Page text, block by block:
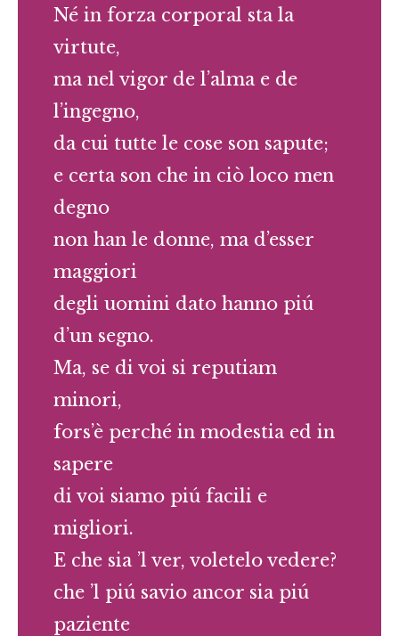
Né in forza corporal sta la
virtute,
ma nel vigor de l’alma e de
l’ingegno,
da cui tutte le cose son sapute;
e certa son che in ciò loco men
degno
non han le donne, ma d’esser
maggiori
degli uomini dato hanno piú
d’un segno.
Ma, se di voi si reputiam
minori,
fors’è perché in modestia ed in
sapere
di voi siamo piú facili e
migliori.
E che sia ’l ver, voletelo vedere?
che ’l piú savio ancor sia piú
paziente